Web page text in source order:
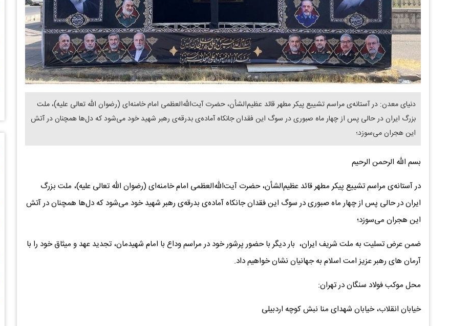
دنیای معدن: در آستانه‌ی مراسم تشییع پیکر مطهر قائد عظیم‌الشأن، حضرت آیت‌الله‌العظمی امام خامنه‌ای (رضوان الله تعالی علیه)، ملت
بزرگ ایران در حالی پس از چهار ماه صبوری در سوگ این فقدان جانکاه آماده‌ی بدرقه‌ی رهبر شهید خود می‌شود که دل‌ها همچنان در آتش
این هجران می‌سوزد؛
بسم الله الرحمن الرحیم
در آستانه‌ی مراسم تشییع پیکر مطهر قائد عظیم‌الشأن، حضرت آیت‌الله‌العظمی امام خامنه‌ای (رضوان الله تعالی علیه)، ملت بزرگ
ایران در حالی پس از چهار ماه صبوری در سوگ این فقدان جانکاه آماده‌ی بدرقه‌ی رهبر شهید خود می‌شود که دل‌ها همچنان در آتش
این هجران می‌سوزد؛
ضمن عرض تسلیت به ملت شریف ایران، بار دیگر با حضور پرشور خود در مراسم وداع با امام شهیدمان، تجدید عهد و میثاق خود را با
آرمان های رهبر عزیز امت اسلام به جهانیان نشان خواهیم داد.
محل موکب فولاد سنگان در تهران:
خیابان انقلاب، خیابان شهدای منا نبش کوچه اردبیلی